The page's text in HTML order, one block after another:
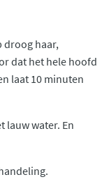
droog haar,
dat het hele hoofd
laat 10 minuten
lauw water. En